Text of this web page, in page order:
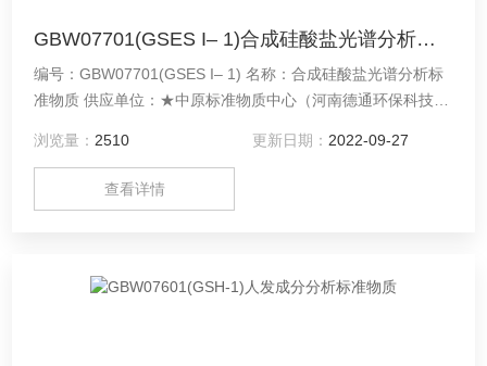
GBW07701(GSES I– 1)合成硅酸盐光谱分析标准物质
编号：GBW07701(GSES I– 1) 名称：合成硅酸盐光谱分析标
准物质 供应单位：★中原标准物质中心（河南德通环保科技有
浏览量： 2510 更新日期： 2022-09-27
查看详情